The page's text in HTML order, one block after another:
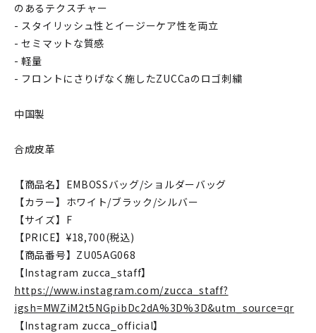
のあるテクスチャー
- スタイリッシュ性とイージーケア性を両立
- セミマットな質感
- 軽量
- フロントにさりげなく施したZUCCaのロゴ刺繍
中国製
合成皮革
【商品名】EMBOSSバッグ/ショルダーバッグ
【カラー】ホワイト/ブラック/シルバー
【サイズ】F
【PRICE】¥18,700(税込)
【商品番号】ZU05AG068
【Instagram zucca_staff】
https://www.instagram.com/zucca_staff?
igsh=MWZiM2t5NGpibDc2dA%3D%3D&utm_source=qr
【Instagram zucca_official】